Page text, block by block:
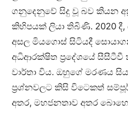
ගනුදෙනුවේ සිදු වූ බව කියන
කිහිපයක් ලියා තිබිණි. 2020
අසල මියගොස් සිටියදී
අධිආරක්ෂිත ප්‍රදේශයේ සීසීටීවී
වාර්තා විය. ඔහුගේ මරණය
ප්‍රශ්නවලට කිසි විටෙකත්
අතර, මහජනතාව අතර